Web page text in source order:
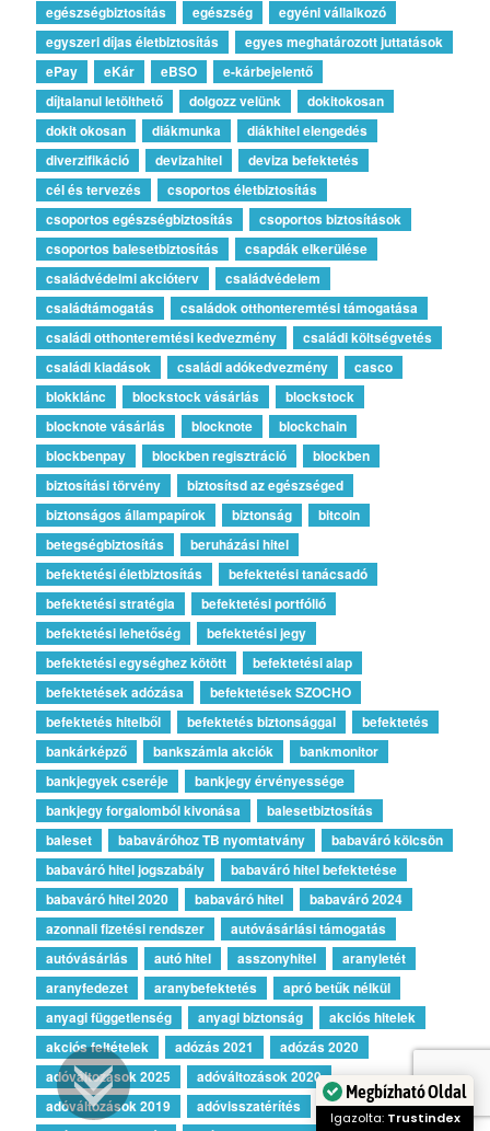
egészségbiztosítás
egészség
egyéni vállalkozó
egyszeri díjas életbiztosítás
egyes meghatározott juttatások
ePay
eKár eBSO
e-kárbejelentő
díjtalanul letölthető
dolgozz velünk
dokitokosan
dokit okosan
diákmunka
diákhitel elengedés
diverzifikáció
devizahitel
deviza befektetés
cél és tervezés
csoportos életbiztosítás
csoportos egészségbiztosítás
csoportos biztosítások
csoportos balesetbiztosítás
csapdák elkerülése
családvédelmi akcióterv
családvédelem
családtámogatás
családok otthonteremtési támogatása
családi otthonteremtési kedvezmény
családi költségvetés
családi kiadások
családi adókedvezmény
casco
blokklánc
blockstock vásárlás
blockstock
blocknote vásárlás
blocknote
blockchain
blockbenpay
blockben regisztráció
blockben
biztosítási törvény
biztosítsd az egészséged
biztonságos állampapírok
biztonság
bitcoin
betegségbiztosítás
beruházási hitel
befektetési életbiztosítás
befektetési tanácsadó
befektetési stratégia
befektetési portfólió
befektetési lehetőség
befektetési jegy
befektetési egységhez kötött
befektetési alap
befektetések adózása
befektetések SZOCHO
befektetés hitelből
befektetés biztonsággal
befektetés
bankárképző
bankszámla akciók
bankmonitor
bankjegyek cseréje
bankjegy érvényessége
bankjegy forgalomból kivonása
balesetbiztosítás
baleset
babaváróhoz TB nyomtatvány
babaváró kölcsön
babaváró hitel jogszabály
babaváró hitel befektetése
babaváró hitel 2020
babaváró hitel
babaváró 2024
azonnali fizetési rendszer
autóvásárlási támogatás
autóvásárlás
autó hitel asszonyhitel
aranyletét
aranyfedezet
aranybefektetés
apró betűk nélkül
anyagi függetlenség
anyagi biztonság
akciós hitelek
akciós feltételek
adózás 2021
adózás 2020
adóváltozások 2025
adóváltozások 2020
adóváltozások 2019
adóvisszatérítés
Megbízható Oldal